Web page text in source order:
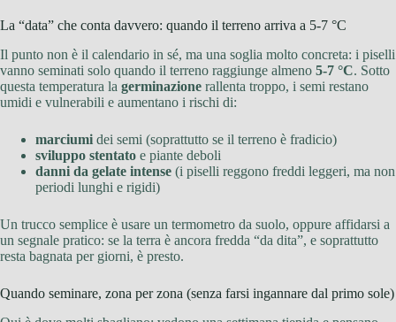
La “data” che conta davvero: quando il terreno arriva a 5-7 °C
Il punto non è il calendario in sé, ma una soglia molto concreta: i piselli
vanno seminati solo quando il terreno raggiunge almeno 5-7 °C. Sotto
questa temperatura la germinazione rallenta troppo, i semi restano
umidi e vulnerabili e aumentano i rischi di:
marciumi dei semi (soprattutto se il terreno è fradicio)
sviluppo stentato e piante deboli
danni da gelate intense (i piselli reggono freddi leggeri, ma non
periodi lunghi e rigidi)
Un trucco semplice è usare un termometro da suolo, oppure affidarsi a
un segnale pratico: se la terra è ancora fredda “da dita”, e soprattutto
resta bagnata per giorni, è presto.
Quando seminare, zona per zona (senza farsi ingannare dal primo sole)